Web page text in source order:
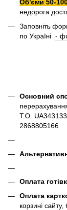
Об'єми 50-
недорога
Заповніть
по Україні -
Основний
Т.О.
2868805166
Оплата
Оплата
корзині сайту,